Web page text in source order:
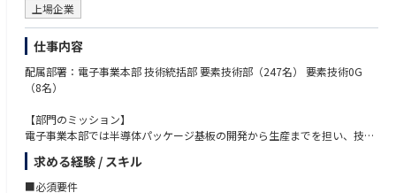
【業務の魅力】
・世界規模で需要の高い半導体の最前線で、コンダクターとしてサプライ
チェーンを回すダイナミズムを経験できます
・完成されたラインの維持・管理だけでなく、最先端のスマートファクト
リーを構築し、最適化する希少なキャリアを築けます
・自社で開発したシステムを活用しビッグデータやデジタルツインを駆使
したデータドリブンな環境で、市場価値の高い「IT×生産管理」のスキル
が身に付きます
上場企業
仕事内容
配属部署：電子事業本部 技術統括部 要素技術部（247名） 要素技術0G
（8名）
【部門のミッション】
電子事業本部では半導体パッケージ基板の開発から生産までを担い、技術
統括部では未来の市場を見据えた次世代製品の開発を行っています。
その中で、配属先となる「要素技術0グループ」のミッションは、既存技
術の改良にとどまらない、ゼロベースでの次世代パッケージ基板の技術開
求める経験 / スキル
■必須要件